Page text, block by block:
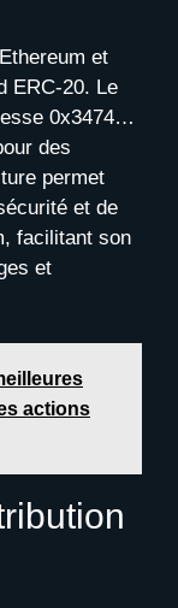
et
ERC-20. Le
0x3474…
des
permet
et de
facilitant son
et
actions